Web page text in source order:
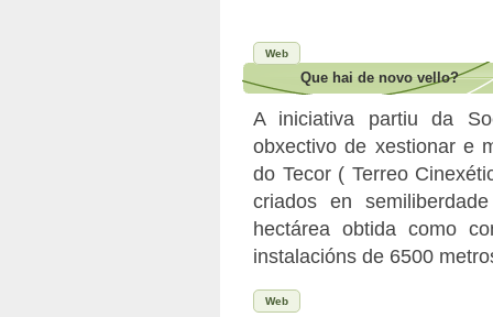
Web
Que hai de novo vello?
A iniciativa partiu da
obxectivo de xestionar e
do Tecor ( Terreo
criados en
hectárea obtida como
instalacións de 6500
Web